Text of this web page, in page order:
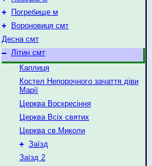
+
Погребище м
+
Вороновиця смт
Десна смт
– Літин смт
Каплиця
Костел Непорочного зачаття діви
Марії
Церква Воскресіння
Церква Всіх святих
Церква св.Миколи
+ Заїзд
Заїзд 2